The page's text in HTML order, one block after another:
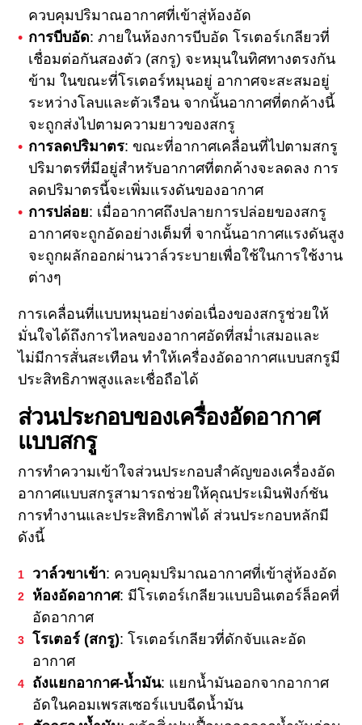
ควบคุมปริมาณอากาศที่เข้าสู่ห้องอัด
การบีบอัด: ภายในห้องการบีบอัด โรเตอร์เกลียวที่
เชื่อมต่อกันสองตัว (สกรู) จะหมุนในทิศทางตรงกัน
ข้าม ในขณะที่โรเตอร์หมุนอยู่ อากาศจะสะสมอยู่
ระหว่างโลบและตัวเรือน จากนั้นอากาศที่ตกค้างนี้
จะถูกส่งไปตามความยาวของสกรู
การลดปริมาตร: ขณะที่อากาศเคลื่อนที่ไปตามสกรู
ปริมาตรที่มีอยู่สําหรับอากาศที่ตกค้างจะลดลง การ
ลดปริมาตรนี้จะเพิ่มแรงดันของอากาศ
การปล่อย: เมื่ออากาศถึงปลายการปล่อยของสกรู
อากาศจะถูกอัดอย่างเต็มที่ จากนั้นอากาศแรงดันสูง
จะถูกผลักออกผ่านวาล์วระบายเพื่อใช้ในการใช้งาน
ต่างๆ
การเคลื่อนที่แบบหมุนอย่างต่อเนื่องของสกรูช่วยให้
มั่นใจได้ถึงการไหลของอากาศอัดที่สม่ำเสมอและ
ไม่มีการสั่นสะเทือน ทําให้เครื่องอัดอากาศแบบสกรูมี
ประสิทธิภาพสูงและเชื่อถือได้
ส่วนประกอบของเครื่องอัดอากาศ
แบบสกรู
การทําความเข้าใจส่วนประกอบสําคัญของเครื่องอัด
อากาศแบบสกรูสามารถช่วยให้คุณประเมินฟังก์ชัน
การทํางานและประสิทธิภาพได้ ส่วนประกอบหลักมี
ดังนี้
วาล์วขาเข้า: ควบคุมปริมาณอากาศที่เข้าสู่ห้องอัด
ห้องอัดอากาศ: มีโรเตอร์เกลียวแบบอินเตอร์ล็อคที่
อัดอากาศ
โรเตอร์ (สกรู): โรเตอร์เกลียวที่ดักจับและอัด
อากาศ
ถังแยกอากาศ-น้ำมัน: แยกน้ำมันออกจากอากาศ
อัดในคอมเพรสเซอร์แบบฉีดน้ำมัน